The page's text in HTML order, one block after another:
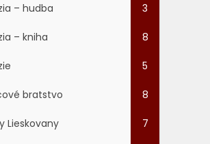
– hudba 3
– kniha 8
5
bratstvo 8
Lieskovany 7